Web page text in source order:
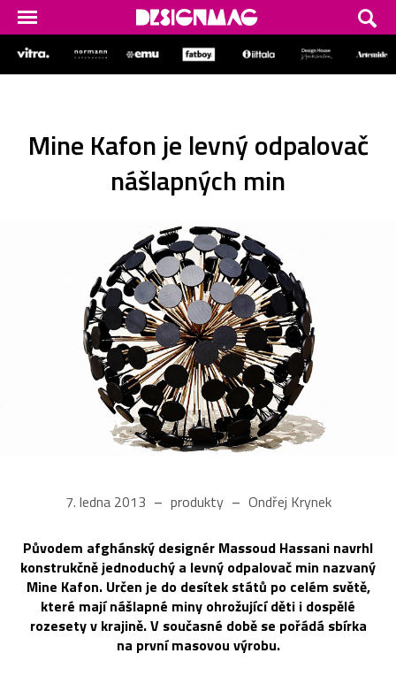
Mine Kafon je levný odpalovač
nášlapných min
7. ledna 2013 produkty Ondřej Krynek
Původem afghánský designér Massoud Hassani navrhl
konstrukčně jednoduchý a levný odpalovač min nazvaný
Mine Kafon. Určen je do desítek států po celém světě,
které mají nášlapné miny ohrožující děti i dospělé
rozesety v krajině. V současné době se pořádá sbírka
na první masovou výrobu.